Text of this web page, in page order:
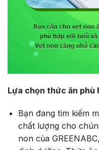
Lựa chọn thức ăn phù
Bạn đang tìm kiếm
chất lượng cho
non của